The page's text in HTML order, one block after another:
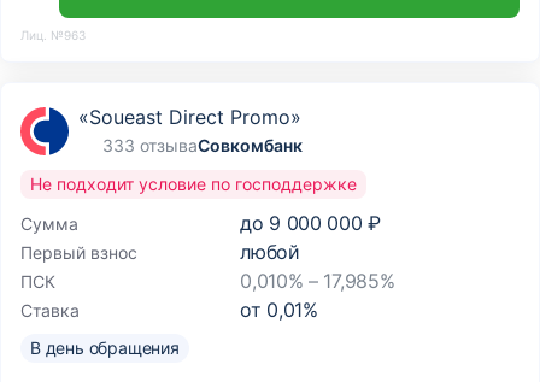
Лиц. №963
«Soueast Direct Promo»
333 отзываСовкомбанк
Сумма до 9 000 000 ₽
Первый взнос любой
ПСК 0,010% – 17,985%
Ставка от 0,01%
Не подходит условие по господдержке
В день обращения